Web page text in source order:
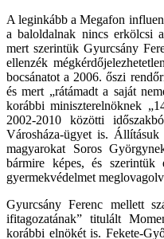
A leginkább a Megafon
a baloldalnak nincs erkölcsi
mert szerintük Gyurcsány
ellenzék
bocsánatot a 2006. őszi
és mert „rátámadt a saját
korábbi miniszterelnöknek
2002-2010 közötti
Városháza-ügyet is.
magyarokat Soros
bármire képes, és
gyermekvédelmet
Gyurcsány Ferenc mellett
ifitagozatának” titulált
korábbi elnökét is. Fekete-